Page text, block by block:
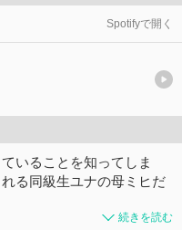
Spotifyで開く
いることを知ってしま
る同級生ユナの母ミヒだ
続きを読む